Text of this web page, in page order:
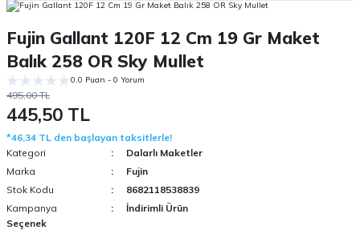
Fujin Gallant 120F 12 Cm 19 Gr Maket
Balık 258 OR Sky Mullet
0.0 Puan - 0 Yorum
495,00 TL
445,50 TL
*46,34 TL den başlayan taksitlerle!
Kategori
Dalarlı Maketler
Marka
Fujin
Stok Kodu
8682118538839
Kampanya
İndirimli Ürün
Seçenek